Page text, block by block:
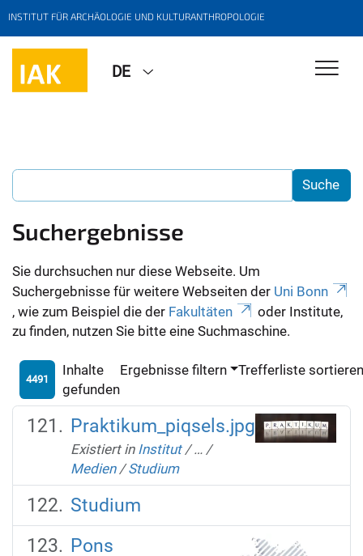
INSTITUT FÜR ARCHÄOLOGIE UND KULTURANTHROPOLOGIE
DE
Suchergebnisse
Sie durchsuchen nur diese Webseite. Um
Suchergebnisse für weitere Webseiten der Uni Bonn
, wie zum Beispiel die der Fakultäten
oder Institute,
zu finden, nutzen Sie bitte eine Suchmaschine.
4491
Inhalte
gefunden
Ergebnisse filtern Trefferliste
Praktikum_piqsels.jpg
Existiert in Institut /… /
Medien /Studium
Studium
Pons